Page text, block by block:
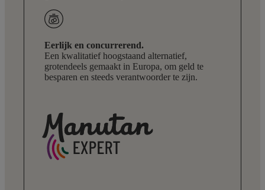
Eerlijk en concurrerend.
Een kwalitatief hoogstaand alternatief,
grotendeels gemaakt in Europa, om geld te
besparen en steeds verantwoorder te zijn.